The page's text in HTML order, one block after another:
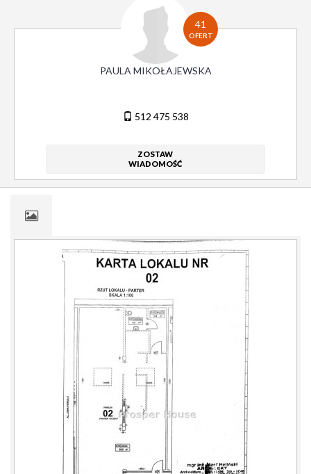
41
OFERT
PAULA MIKOŁAJEWSKA
512 475 538
ZOSTAW
WIADOMOŚĆ